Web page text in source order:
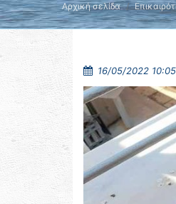
Αρχική σελίδα
16/05/2022